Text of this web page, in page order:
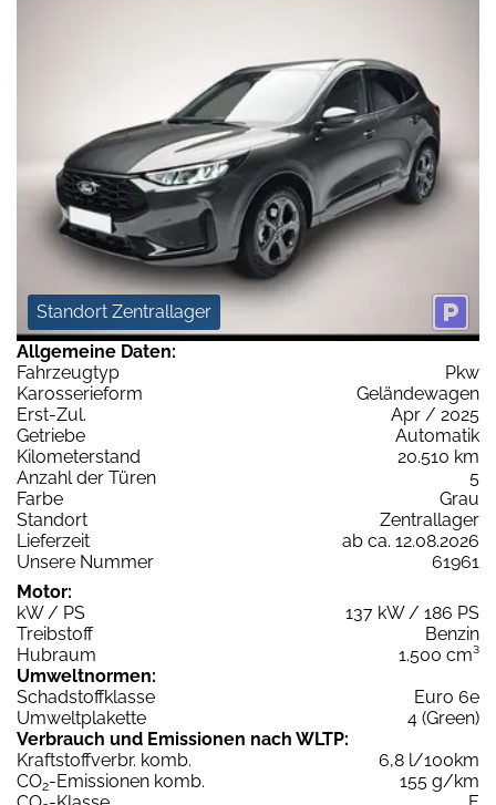
Standort Zentrallager
Allgemeine Daten:
Fahrzeugtyp
Pkw
Karosserieform
Geländewagen
Erst-Zul.
Apr / 2025
Getriebe
Automatik
Kilometerstand
20.510 km
Anzahl der Türen
5
Farbe
Grau
Standort
Zentrallager
Lieferzeit
ab ca. 12.08.2026
Unsere Nummer
61961
Motor:
kW / PS
137 kW / 186 PS
Treibstoff
Benzin
Hubraum
1.500 cm³
Umweltnormen:
Schadstoffklasse
Euro 6e
Umweltplakette
4 (Green)
Verbrauch und Emissionen nach WLTP:
Kraftstoffverbr. komb.
6,8 l/100km
CO2-Emissionen komb.
155 g/km